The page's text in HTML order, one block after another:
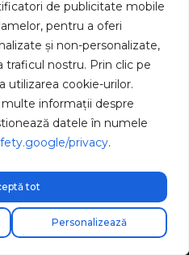
de publicitate mobile
pentru a oferi
și non-personalizate,
traficul nostru. Prin clic pe
utilizarea cookie-urilor.
multe informații despre
datele în numele
privacy.
Personalizează
tot